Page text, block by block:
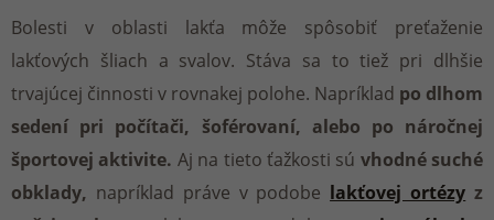
Bolesti v oblasti lakťa môže spôsobiť preťaženie
lakťových šliach a svalov. Stáva sa to tiež pri dlhšie
trvajúcej činnosti v rovnakej polohe. Napríklad po dlhom
sedení pri počítači, šoférovaní, alebo po náročnej
športovej aktivite. Aj na tieto ťažkosti sú vhodné suché
obklady, napríklad práve v podobe lakťovej ortézy z